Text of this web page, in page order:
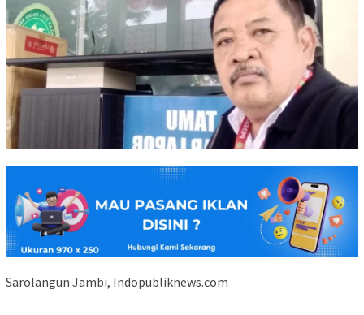
Sarolangun Jambi, Indopubliknews.com